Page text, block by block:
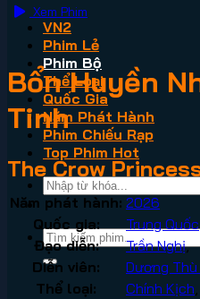
VN2
Phim Lẻ
Phim Bộ
Thể Loại
Quốc Gia
Năm Phát Hành
Phim Chiếu Rạp
Top Phim Hot
Xem Phim
Bổn Huyền
Tinh
The Crow
Năm phát hành: 2026
Quốc gia:
Trung Quốc
Đạo diễn:
Trần Nghị,
Diễn viên:
Dương Thù
Thể loại:
Chính Kịch